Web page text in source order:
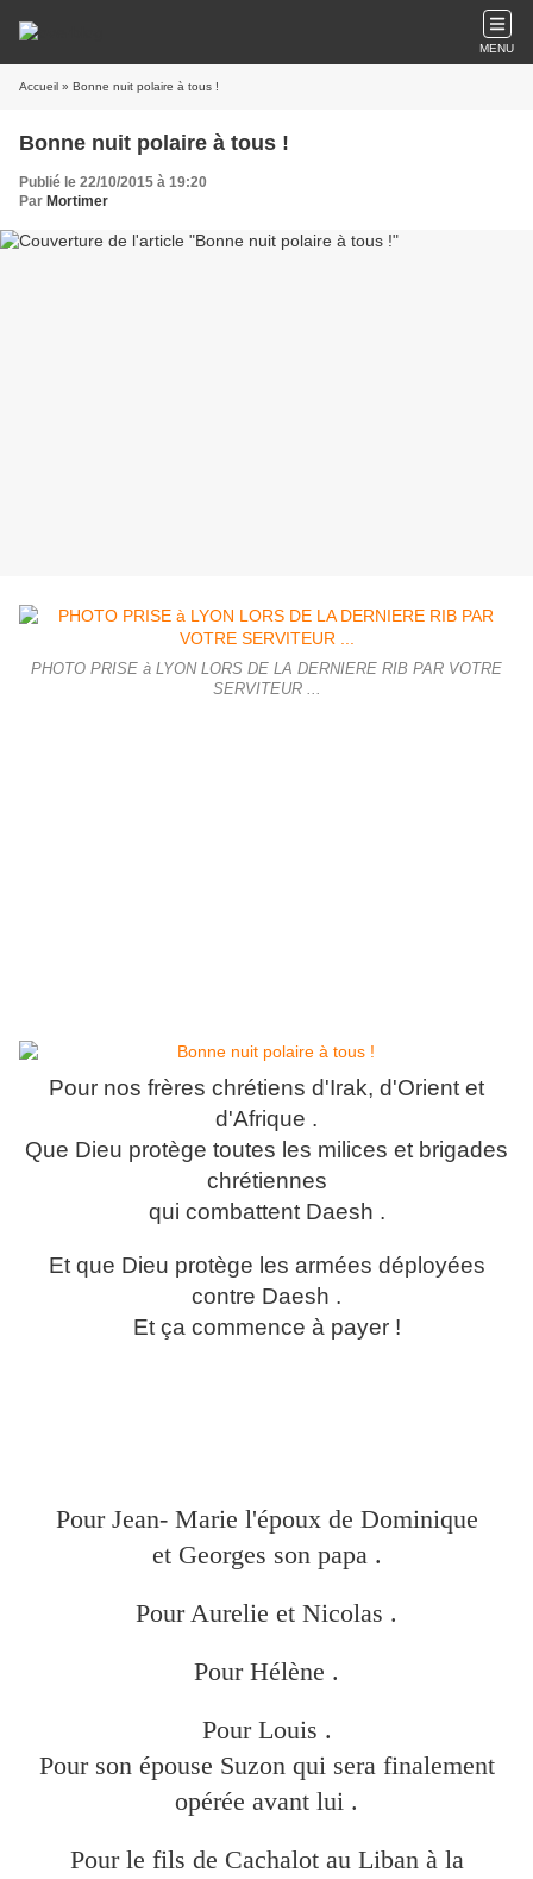
MENU
Accueil » Bonne nuit polaire à tous !
Bonne nuit polaire à tous !
Publié le 22/10/2015 à 19:20
Par Mortimer
PHOTO PRISE à LYON LORS DE LA DERNIERE RIB PAR VOTRE
SERVITEUR ...
Pour nos frères chrétiens d'Irak, d'Orient et
d'Afrique .
Que Dieu protège toutes les milices et brigades
chrétiennes
qui combattent Daesh .
Et que Dieu protège les armées déployées
contre Daesh .
Et ça commence à payer !
Pour Jean- Marie l'époux de Dominique
et Georges son papa .
Pour Aurelie et Nicolas .
Pour Hélène .
Pour Louis .
Pour son épouse Suzon qui sera finalement
opérée avant lui .
Pour le fils de Cachalot au Liban à la